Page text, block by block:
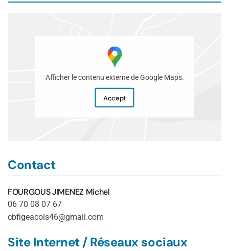
Afficher le contenu externe de Google Maps.
Accept
Contact
FOURGOUS JIMENEZ Michel
06 70 08 07 67
cbfigeacois46@gmail.com
Site Internet / Réseaux sociaux